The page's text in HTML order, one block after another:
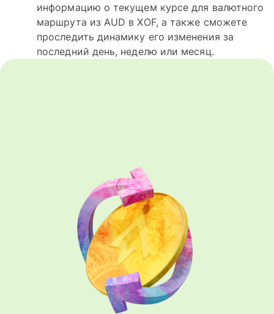
информацию о текущем курсе для валютного
маршрута из AUD в XOF, а также сможете
проследить динамику его изменения за
последний день, неделю или месяц.